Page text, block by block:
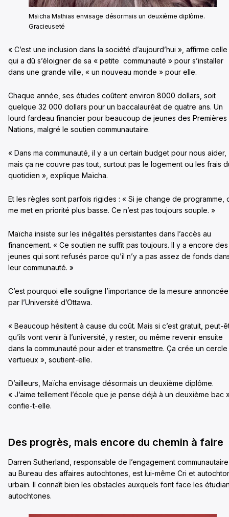
Maïcha Mathias envisage désormais un deuxième diplôme.
Gracieuseté
« C’est une inclusion dans la société d’aujourd’hui », affirme celle
qui a dû s’éloigner de sa « petite communauté » pour s’installer
dans une grande ville, « un nouveau monde » pour elle.
Chaque année, ses études coûtent environ 8000 dollars, soit
quelque 32 000 dollars pour un baccalauréat de quatre ans. Un
lourd fardeau financier pour beaucoup de jeunes des Premières
Nations, malgré le soutien communautaire.
« Dans ma communauté, il y a un certain budget pour nous aider,
mais ça ne couvre pas tout, surtout pas le logement ou les frais
quotidien », explique Maïcha.
Et les règles sont parfois rigides : « Si je change de programme,
me met en priorité plus basse. Ce n’est pas toujours souple. »
Maïcha insiste sur les inégalités persistantes dans l’accès au
financement. « Ce soutien ne suffit pas toujours. Il y a encore des
jeunes qui sont refusés parce qu’il n’y a pas assez de fonds
leur communauté. »
C’est pourquoi elle souligne l’importance de la mesure annoncée
par l’Université d’Ottawa.
« Beaucoup hésitent à cause du coût. Mais si c’est gratuit, peut-
qu’ils vont venir à l’université, y rester, ou même revenir ensuite
dans la communauté pour aider et transmettre. Ça crée un cercle
vertueux », soutient-elle.
D’ailleurs, Maïcha envisage désormais un deuxième diplôme.
« J’aime tellement l’école que je pense déjà à un deuxième bac
confie-t-elle.
Des progrès, mais encore du chemin à faire
Darren Sutherland, responsable de l’engagement communautaire
au Bureau des affaires autochtones, est lui-même Cri et
urbain. Il connaît bien les obstacles auxquels font face les
autochtones.